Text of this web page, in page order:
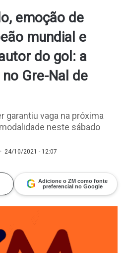
emoção de
mundial e
do gol: a
Gre-Nal de
garantiu vaga na próxima
neste sábado
24/10/2021 - 12:07
G Adicione o ZM como fonte
preferencial no Google